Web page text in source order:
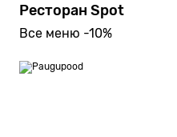
Ресторан Spot
Все меню -10%